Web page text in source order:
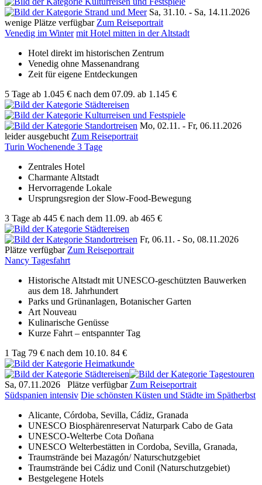
Sa, 31.10. - Sa, 14.11.2026
wenige Plätze verfügbar Zum Reiseportrait
Venedig im Winter mit Hotel mitten in der Altstadt
Hotel direkt im historischen Zentrum
Venedig ohne Massenandrang
Zeit für eigene Entdeckungen
5 Tage ab 1.045 € nach dem 07.09. ab 1.145 €
Mo, 02.11. - Fr, 06.11.2026
leider ausgebucht Zum Reiseportrait
Turin Wochenende 3 Tage
Zentrales Hotel
Charmante Altstadt
Hervorragende Lokale
Ursprungsregion der Slow-Food-Bewegung
3 Tage ab 445 € nach dem 11.09. ab 465 €
Fr, 06.11. - So, 08.11.2026
Plätze verfügbar Zum Reiseportrait
Nancy Tagesfahrt
Historische Altstadt mit UNESCO-geschützten Bauwerken
aus dem 18. Jahrhundert
Parks und Grünanlagen, Botanischer Garten
Art Nouveau
Kulinarische Genüsse
Kurze Fahrt – entspannter Tag
1 Tag 79 € nach dem 10.10. 84 €
Sa, 07.11.2026 Plätze verfügbar Zum Reiseportrait
Südspanien intensiv Die schönsten Küsten und Städte im Spätherbst
Alicante, Córdoba, Sevilla, Cádiz, Granada
UNESCO Biosphärenreservat Naturpark Cabo de Gata
UNESCO-Welterbe Cota Doñana
UNESCO Welterbestätten in Cordoba, Sevilla, Granada,
Traumstrände bei Mazagón/ Naturschutzgebiet
Traumstrände bei Cádiz und Conil (Naturschutzgebiet)
Bestgelegene Hotels